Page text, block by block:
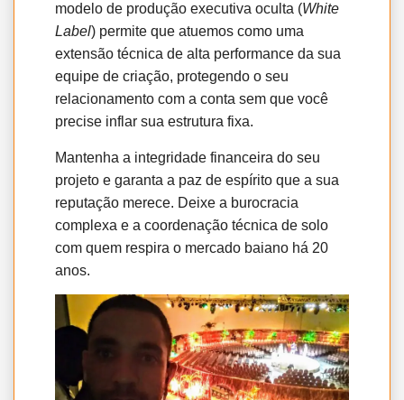
modelo de produção executiva oculta (White
Label) permite que atuemos como uma
extensão técnica de alta performance da sua
equipe de criação, protegendo o seu
relacionamento com a conta sem que você
precise inflar sua estrutura fixa.
Mantenha a integridade financeira do seu
projeto e garanta a paz de espírito que a sua
reputação merece. Deixe a burocracia
complexa e a coordenação técnica de solo
com quem respira o mercado baiano há 20
anos.